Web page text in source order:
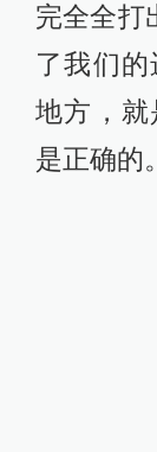
完全全打
了我们
地方，
是正确的。